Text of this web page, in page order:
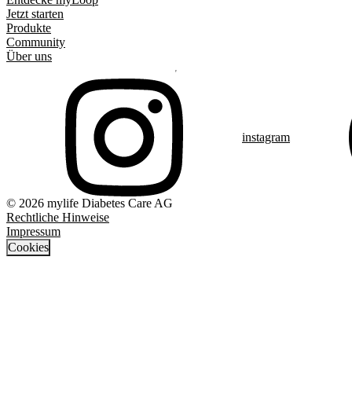
Jetzt starten
Produkte
Community
Über uns
instagram
© 2026 mylife Diabetes Care AG
Rechtliche Hinweise
Impressum
Cookies